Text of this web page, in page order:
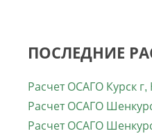
ПОСЛЕДНИЕ
Расчет ОСАГО Курск